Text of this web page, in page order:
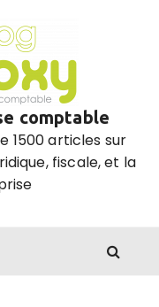
comptable
1500 articles sur
fiscale, et la